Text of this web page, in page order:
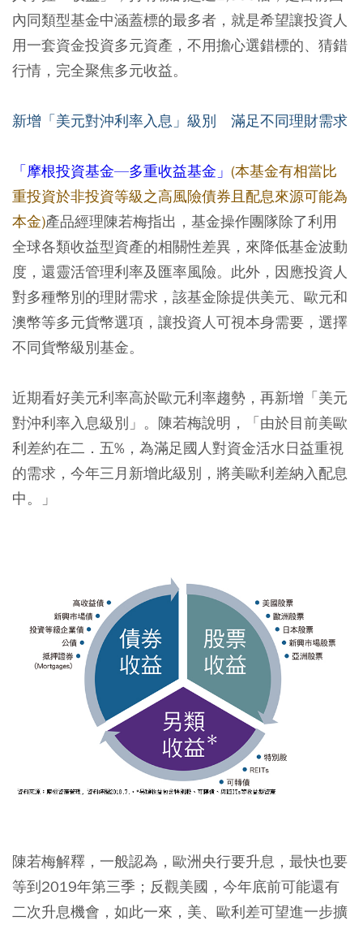
內同類型基金中涵蓋標的最多者，就是希望讓投資人
用一套資金投資多元資產，不用擔心選錯標的、猜錯
行情，完全聚焦多元收益。
新增「美元對沖利率入息」級別 滿足不同理財需求
「摩根投資基金—多重收益基金」 (本基金有相當比
重投資於非投資等級之高風險債券且配息來源可能為
本金)產品經理陳若梅指出，基金操作團隊除了利用
全球各類收益型資產的相關性差異，來降低基金波動
度，還靈活管理利率及匯率風險。此外，因應投資人
對多種幣別的理財需求，該基金除提供美元、歐元和
澳幣等多元貨幣選項，讓投資人可視本身需要，選擇
不同貨幣級別基金。
近期看好美元利率高於歐元利率趨勢，再新增「美元
對沖利率入息級別」。陳若梅說明，「由於目前美歐
利差約在二．五%，為滿足國人對資金活水日益重視
的需求，今年三月新增此級別，將美歐利差納入配息
中。」
陳若梅解釋，一般認為，歐洲央行要升息，最快也要
等到2019年第三季；反觀美國，今年底前可能還有
二次升息機會，如此一來，美、歐利差可望進一步擴